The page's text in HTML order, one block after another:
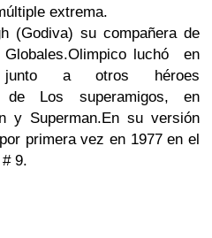
extrema.
(Godiva) su compañera de
Olimpico luchó en
junto a otros héroes
de Los superamigos, en
y Superman.En su versión
primera vez en 1977 en el
9.